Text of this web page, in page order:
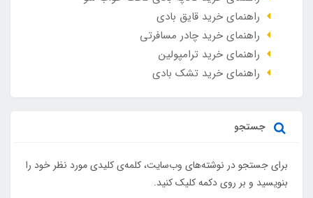
راهنمای خرید قایق بادی
راهنمای خرید چادر مسافرتی
راهنمای خرید ترامپولین
راهنمای خرید تشک بادی
جستجو
برای جستجو در نوشته‌های وب‌سایت، کلمه‌ی کلیدی مورد نظر خود را
بنویسید و بر روی دکمه کلیک کنید.